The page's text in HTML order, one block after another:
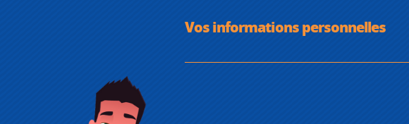
Vos informations personnelles